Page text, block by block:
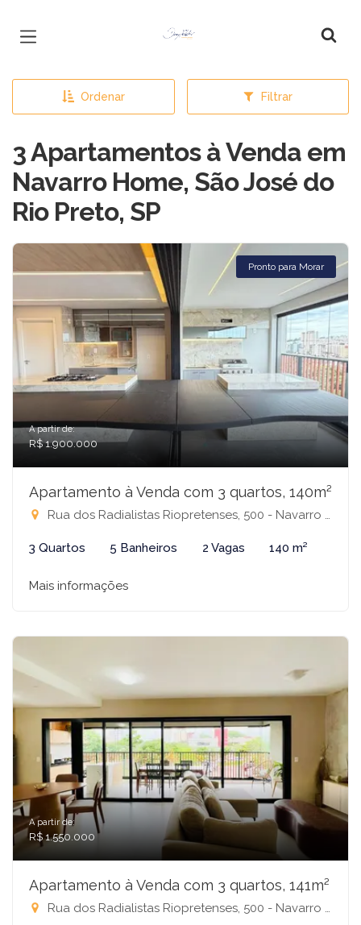
Página inicial
Ordenar Filtrar
3 Apartamentos à Venda em
Navarro Home, São José do
Rio Preto, SP
Pronto para Morar
A partir de:
R$ 1.900.000
Apartamento à Venda com 3 quartos, 140m²
Rua dos Radialistas Riopretenses, 500 - Navarro Home, São José do Rio Preto-SP
3 Quartos 5 Banheiros 2 Vagas 140 m²
Mais informações
A partir de:
R$ 1.550.000
Apartamento à Venda com 3 quartos, 141m²
Rua dos Radialistas Riopretenses, 500 - Navarro Home, São José do Rio Preto-SP